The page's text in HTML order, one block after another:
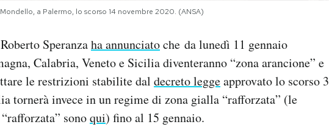
a Palermo, lo scorso 14 novembre 2020. (ANSA)
Speranzaha annunciatoche da lunedì 11 gennaio
Calabria, Veneto e Sicilia diventeranno “zona arancione” e
le restrizioni stabilite dal decreto leggeapprovato lo scorso 3
tornerà invece in un regime di zona gialla “rafforzata” (le
sonoqui) fino al 15 gennaio.